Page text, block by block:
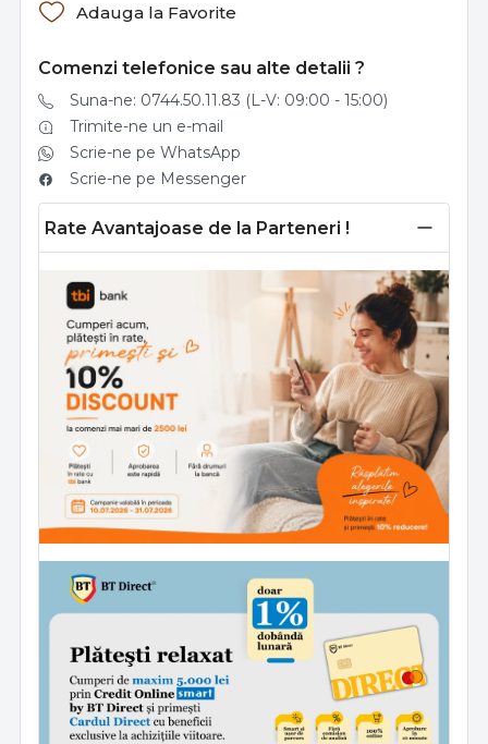
Adauga la Favorite
Comenzi telefonice sau alte detalii ?
Suna-ne: 0744.50.11.83 (L-V: 09:00 - 15:00)
Trimite-ne un e-mail
Scrie-ne pe WhatsApp
Scrie-ne pe Messenger
Rate Avantajoase de la Parteneri !